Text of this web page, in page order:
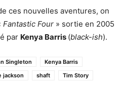
ces nouvelles aventures, on
Fantastic Four » sortie en 2005
par Kenya Barris (black-ish).
Singleton
Kenya Barris
jackson shaft
Tim Story